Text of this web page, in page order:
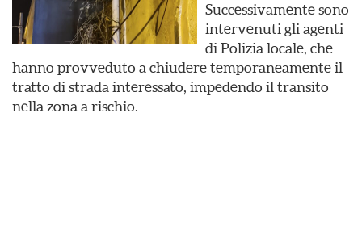
Successivamente sono
intervenuti gli agenti
di Polizia locale, che
hanno provveduto a chiudere temporaneamente il
tratto di strada interessato, impedendo il transito
nella zona a rischio.